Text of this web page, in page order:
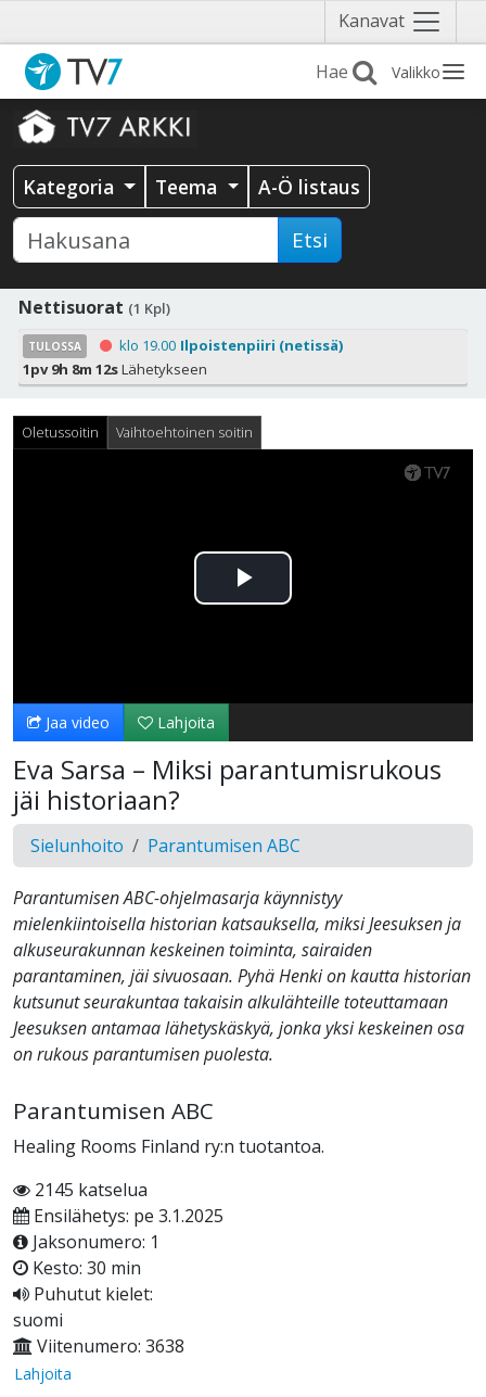
Kanavat Näytä
valikko
Valikko
Kategoria Teema A-Ö listaus
Etsi
Nettisuorat (1 Kpl)
TULOSSA klo 19.00 Ilpoistenpiiri (netissä)
1pv 9h 8m 12sLähetykseen
Oletussoitin Vaihtoehtoinen soitin
Toista
Jaa video Lahjoita
Eva Sarsa – Miksi parantumisrukous
jäi historiaan?
Sielunhoito Parantumisen ABC
Parantumisen ABC-ohjelmasarja käynnistyy
mielenkiintoisella historian katsauksella, miksi Jeesuksen ja
alkuseurakunnan keskeinen toiminta, sairaiden
parantaminen, jäi sivuosaan. Pyhä Henki on kautta historian
kutsunut seurakuntaa takaisin alkulähteille toteuttamaan
Jeesuksen antamaa lähetyskäskyä, jonka yksi keskeinen osa
on rukous parantumisen puolesta.
Parantumisen ABC
Healing Rooms Finland ry:n tuotantoa.
2145 katselua
Ensilähetys: pe 3.1.2025
Jaksonumero: 1
Kesto: 30 min
Puhutut kielet:
suomi
Viitenumero: 3638
Lahjoita